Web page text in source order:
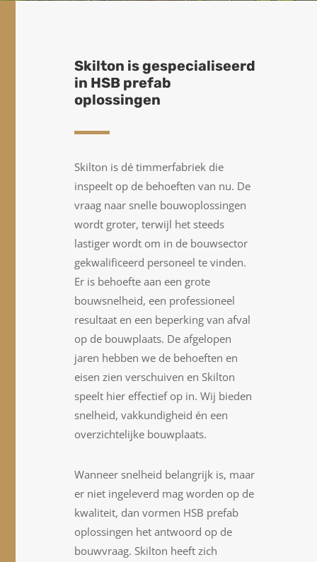
Skilton is gespecialiseerd
in HSB prefab
oplossingen
Skilton is dé timmerfabriek die
inspeelt op de behoeften van nu. De
vraag naar snelle bouwoplossingen
wordt groter, terwijl het steeds
lastiger wordt om in de bouwsector
gekwalificeerd personeel te vinden.
Er is behoefte aan een grote
bouwsnelheid, een professioneel
resultaat en een beperking van afval
op de bouwplaats. De afgelopen
jaren hebben we de behoeften en
eisen zien verschuiven en Skilton
speelt hier effectief op in. Wij bieden
snelheid, vakkundigheid én een
overzichtelijke bouwplaats.
Wanneer snelheid belangrijk is, maar
er niet ingeleverd mag worden op de
kwaliteit, dan vormen HSB prefab
oplossingen het antwoord op de
bouwvraag. Skilton heeft zich